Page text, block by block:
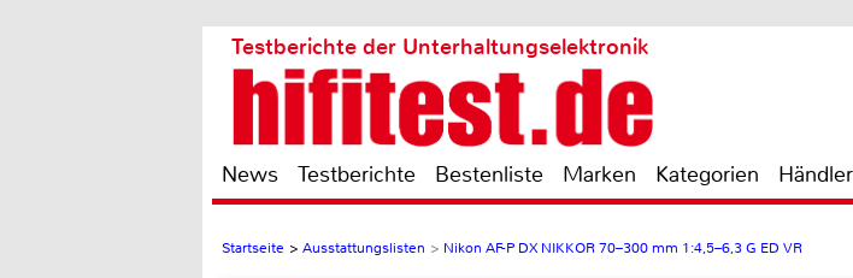
Testberichte der Unterhaltungselektronik
News Testberichte Bestenliste Marken Kategorien Händler
Startseite > Ausstattungslisten > Nikon AF-P DX NIKKOR 70–300 mm 1:4,5–6,3 G ED VR